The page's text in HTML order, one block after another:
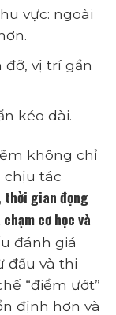
vực: ngoài
đỡ, vị trí gần
kéo dài.
không chỉ
chịu tác
thời gian đọng
cơ học và
đánh giá
đầu và thi
“điểm ướt”
định hơn và